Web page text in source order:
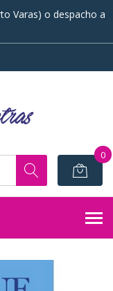
Varas) o despacho a
0